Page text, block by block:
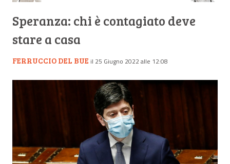
Speranza: chi è contagiato deve
stare a casa
FERRUCCIO DEL BUE il 25 Giugno 2022 alle 12:08